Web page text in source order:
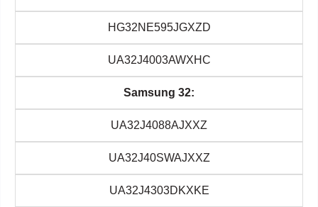
HG32NE595JGXZD
UA32J4003AWXHC
Samsung 32:
UA32J4088AJXXZ
UA32J40SWAJXXZ
UA32J4303DKXKE